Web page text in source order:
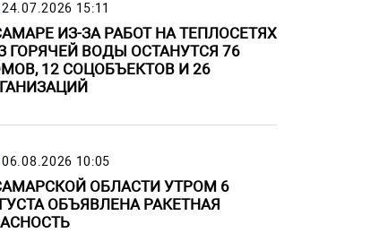
24.07.2026 15:11
ИЗ-ЗА РАБОТ НА ТЕПЛОСЕТЯХ
ГОРЯЧЕЙ ВОДЫ ОСТАНУТСЯ 76
12 СОЦОБЪЕКТОВ И 26
06.08.2026 10:05
ОБЛАСТИ УТРОМ 6
ОБЪЯВЛЕНА РАКЕТНАЯ